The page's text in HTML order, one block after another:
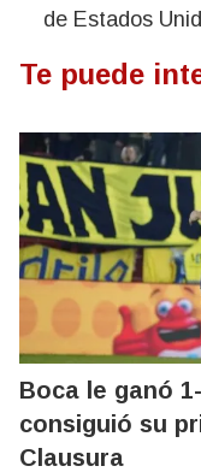
de Estados
Te puede
Boca le ganó
consiguió su
Clausura